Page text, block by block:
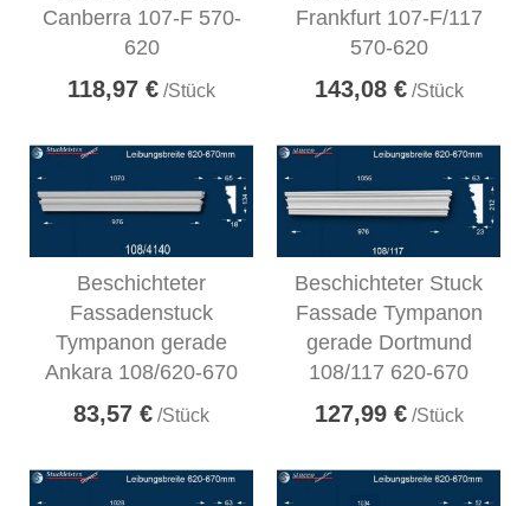
Canberra 107-F 570-
620
118,97 € /Stück
Frankfurt 107-F/117
570-620
143,08 €/Stück
Beschichteter
Fassadenstuck
Tympanon gerade
Ankara 108/620-670
83,57 € /Stück
Beschichteter Stuck
Fassade Tympanon
gerade Dortmund
108/117 620-670
127,99 €/Stück